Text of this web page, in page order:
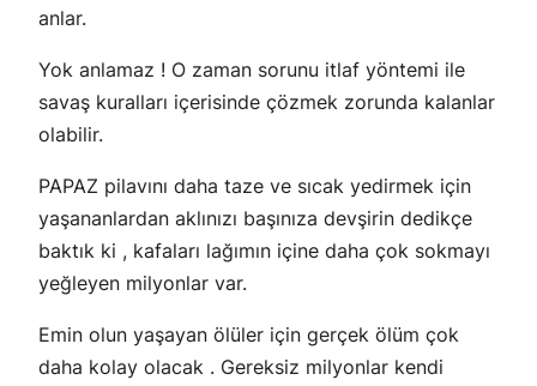
anlar.
Yok anlamaz ! O zaman sorunu itlaf yöntemi ile
savaş kuralları içerisinde çözmek zorunda kalanlar
olabilir.
PAPAZ pilavını daha taze ve sıcak yedirmek için
yaşananlardan aklınızı başınıza devşirin dedikçe
baktık ki , kafaları lağımın içine daha çok sokmayı
yeğleyen milyonlar var.
Emin olun yaşayan ölüler için gerçek ölüm çok
daha kolay olacak . Gereksiz milyonlar kendi